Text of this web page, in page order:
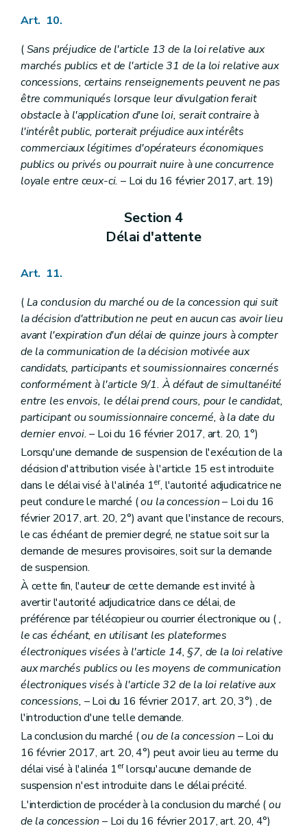
Art. 10.
(Sans préjudice de l'article 13 de la loi relative aux
marchés publics et de l'article 31 de la loi relative aux
concessions, certains renseignements peuvent ne pas
être communiqués lorsque leur divulgation ferait
obstacle à l'application d'une loi, serait contraire à
l'intérêt public, porterait préjudice aux intérêts
commerciaux légitimes d'opérateurs économiques
publics ou privés ou pourrait nuire à une concurrence
loyale entre ceux-ci. – Loi du 16 février 2017, art. 19)
Section 4
Délai d'attente
Art. 11.
(La conclusion du marché ou de la concession qui suit
la décision d'attribution ne peut en aucun cas avoir lieu
avant l'expiration d'un délai de quinze jours à compter
de la communication de la décision motivée aux
candidats, participants et soumissionnaires concernés
conformément à l'article 9/1. À défaut de simultanéité
entre les envois, le délai prend cours, pour le candidat,
participant ou soumissionnaire concerné, à la date du
dernier envoi.– Loi du 16 février 2017, art. 20, 1°)
Lorsqu'une demande de suspension de l'exécution de la
décision d'attribution visée à l'article 15 est introduite
dans le délai visé à l'alinéa 1er, l'autorité adjudicatrice ne
peut conclure le marché (ou la concession– Loi du 16
février 2017, art. 20, 2°) avant que l'instance de recours,
le cas échéant de premier degré, ne statue soit sur la
demande de mesures provisoires, soit sur la demande
de suspension.
À cette fin, l'auteur de cette demande est invité à
avertir l'autorité adjudicatrice dans ce délai, de
préférence par télécopieur ou courrier électronique ou (,
le cas échéant, en utilisant les plateformes
électroniques visées à l'article 14, §7, de la loi relative
aux marchés publics ou les moyens de communication
électroniques visés à l'article 32 de la loi relative aux
concessions, – Loi du 16 février 2017, art. 20, 3°) , de
l'introduction d'une telle demande.
La conclusion du marché (ou de la concession – Loi du
16 février 2017, art. 20, 4°) peut avoir lieu au terme du
délai visé à l'alinéa 1erlorsqu'aucune demande de
suspension n'est introduite dans le délai précité.
L'interdiction de procéder à la conclusion du marché (ou
de la concession – Loi du 16 février 2017, art. 20, 4°)